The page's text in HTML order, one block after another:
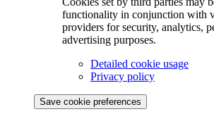
functionality in conjunction with
providers for security, analytics,
advertising purposes.
Detailed cookie usage
Privacy policy
Save cookie preferences